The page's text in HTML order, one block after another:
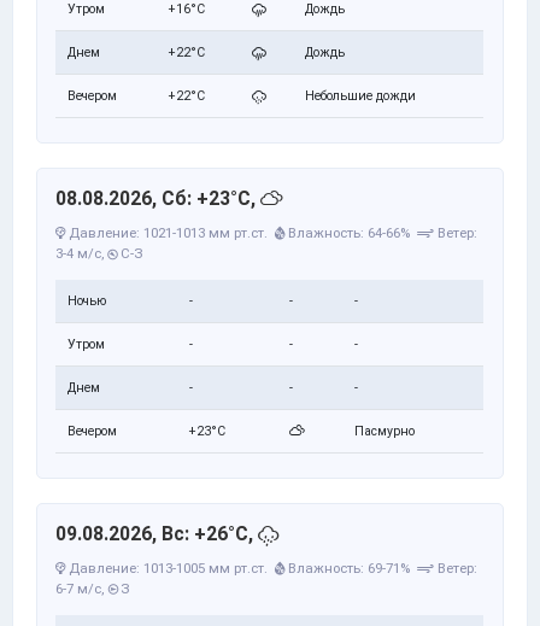
Утром +16°C Дождь
Днем +22°C Дождь
Вечером +22°C Небольшие дожди
08.08.2026, Сб: +23°C,
Давление: 1021-1013 мм рт.ст. Влажность: 64-66%
Ветер:
3-4 м/с, С-З
Ночью - - -
Утром - - -
Днем - - -
Вечером +23°C Пасмурно
09.08.2026, Вс: +26°C,
Давление: 1013-1005 мм рт.ст. Влажность: 69-71%
Ветер:
6-7 м/с, З